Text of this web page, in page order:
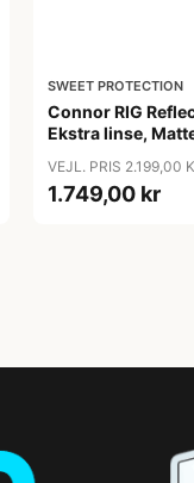
SWEET PROTECTION
Connor RIG
Ekstra linse,
VEJL. PRIS 2.199,00
1.749,00 kr